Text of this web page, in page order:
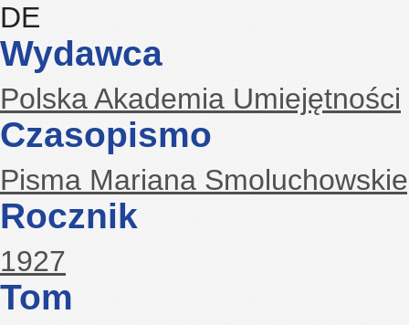
DE
Wydawca
Polska Akademia Umiejętności
Czasopismo
Pisma Mariana
Rocznik
1927
Tom